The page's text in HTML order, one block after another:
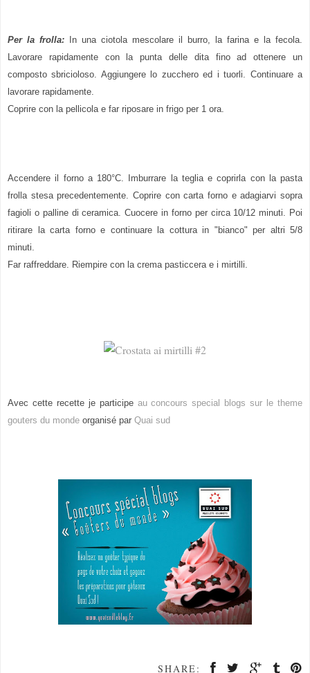
Per la frolla: In una ciotola mescolare il burro, la farina e la fecola.
Lavorare rapidamente con la punta delle dita fino ad ottenere un
composto sbricioloso. Aggiungere lo zucchero ed i tuorli. Continuare a
lavorare rapidamente.
Coprire con la pellicola e far riposare in frigo per 1 ora.
Accendere il forno a 180°C. Imburrare la teglia e coprirla con la pasta
frolla stesa precedentemente. Coprire con carta forno e adagiarvi sopra
fagioli o palline di ceramica. Cuocere in forno per circa 10/12 minuti. Poi
ritirare la carta forno e continuare la cottura in "bianco" per altri 5/8
minuti.
Far raffreddare. Riempire con la crema pasticcera e i mirtilli.
Avec cette recette je participe au concours special blogs sur le theme
gouters du monde organisé par Quai sud
SHARE: